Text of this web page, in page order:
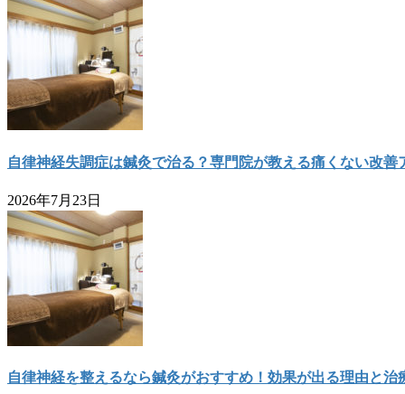
自律神経失調症は鍼灸で治る？専門院が教える痛くない改善
2026年7月23日
自律神経を整えるなら鍼灸がおすすめ！効果が出る理由と治